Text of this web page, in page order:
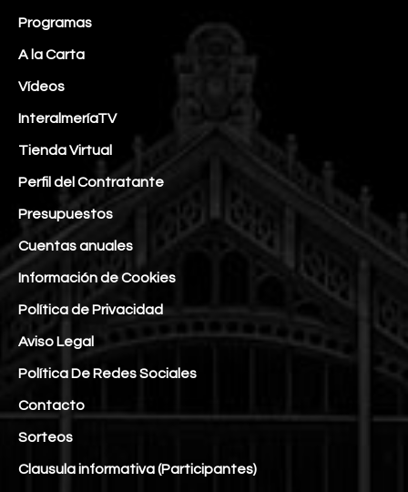
Programas
A la Carta
Vídeos
InteralmeríaTV
Tienda Virtual
Perfil del Contratante
Presupuestos
Cuentas anuales
Información de Cookies
Política de Privacidad
Aviso Legal
Política De Redes Sociales
Contacto
Sorteos
Clausula informativa (Participantes)